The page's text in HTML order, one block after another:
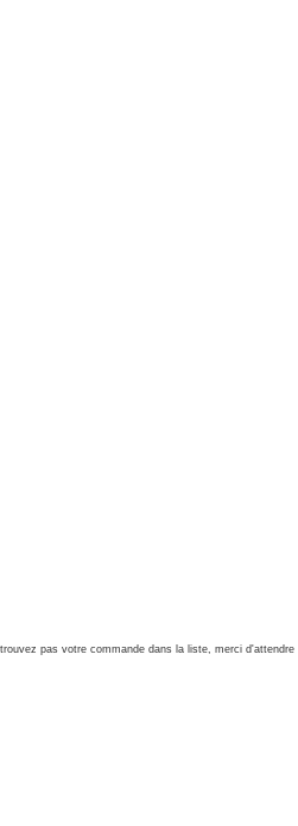
pas votre commande dans la liste, merci